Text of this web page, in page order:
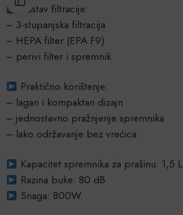
Sustav filtracije:
– 3-stupanjska filtracija
– HEPA filter (EPA F9)
– perivi filter i spremnik
Praktično korištenje:
– lagan i kompaktan dizajn
– jednostavno pražnjenje spremnika
– lako održavanje bez vrećica
Kapacitet spremnika za prašinu: 1,5 L
Razina buke: 80 dB
Snaga: 800W